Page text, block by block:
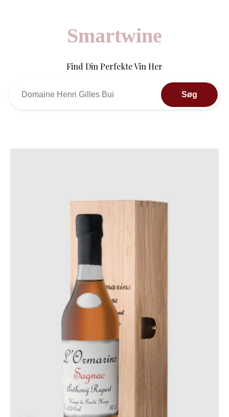
Smartwine
Find Din Perfekte Vin Her
Søg